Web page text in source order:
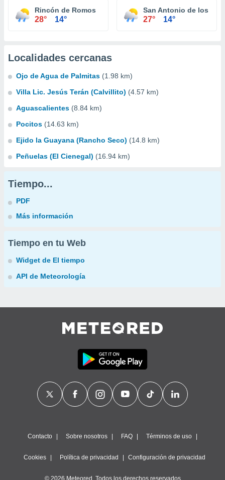
Rincón de Romos
28° 14°
San Antonio de los
27° 14°
Localidades cercanas
Ojo de Agua de Palmitas (1.98 km)
Villa Lic. Jesús Terán (Calvillito) (4.57 km)
Aguascalientes (8.84 km)
Pocitos (14.63 km)
Ejido la Guayana (Rancho Seco) (14.8 km)
Peñuelas (El Cienegal) (16.94 km)
Tiempo...
PDF
Más información
Tiempo en tu Web
Widget de El tiempo
API de Meteorología
Contacto Sobre nosotros FAQ Términos de uso
Cookies Política de privacidad Configuración de privacidad
© 2026 Meteored. Todos los derechos reservados